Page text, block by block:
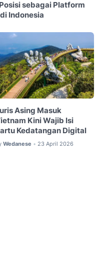
sebagai Platform
Indonesia
Asing Masuk
Kini Wajib Isi
Kedatangan Digital
Wedanese • 23 April 2026